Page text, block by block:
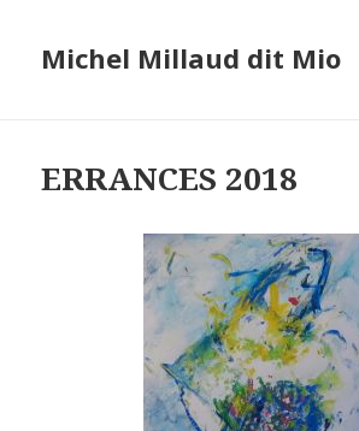
Michel Millaud dit Mio
ERRANCES 2018